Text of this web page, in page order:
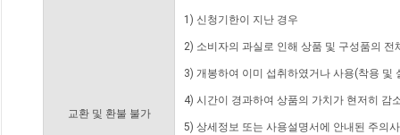
교환 및 환불 불가
1) 신청기한이 지난 경우
2) 소비자의 과실로 인해 상품 및 구성품의
3) 개봉하여 이미 섭취하였거나 사용(착용 및
4) 시간이 경과하여 상품의 가치가 현저히 감
5) 상세정보 또는 사용설명서에 안내된 주의